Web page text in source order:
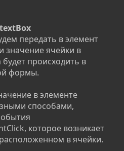
передать в элемент
значение ячейки в
происходить в
формы.
в элементе
способами,
которое возникает
в ячейки.